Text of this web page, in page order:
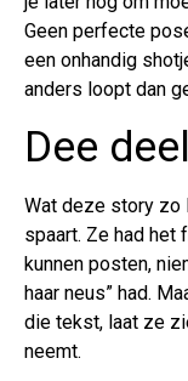
Geen perfecte
een onhandig
anders loopt dan
Dee
Wat deze story zo
spaart. Ze had het
kunnen posten,
haar neus” had.
die tekst, laat ze
neemt.